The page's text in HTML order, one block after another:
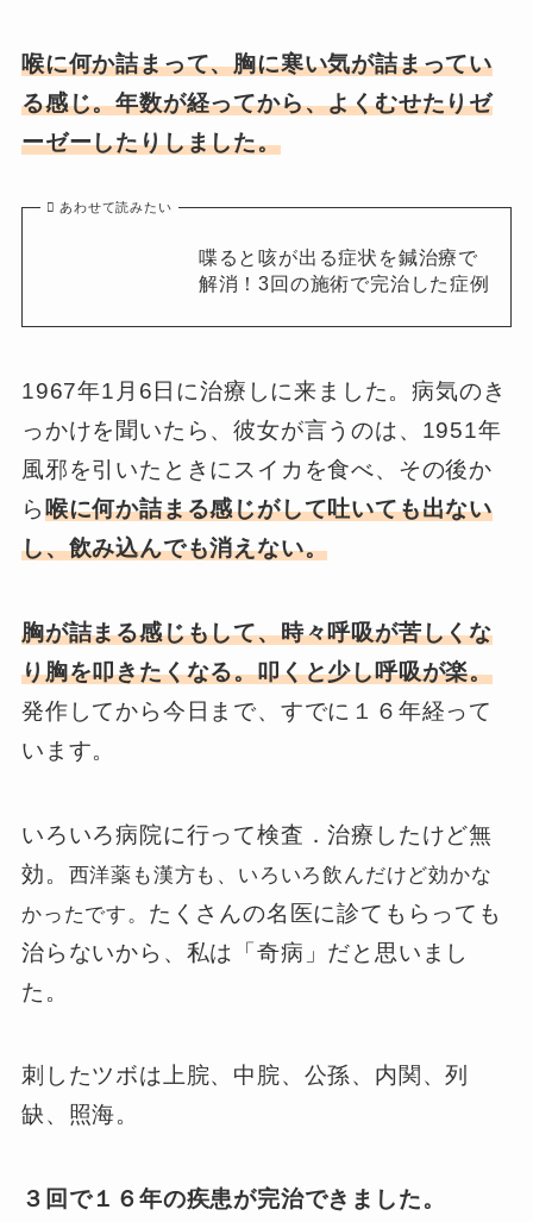
喉に何か詰まって、胸に寒い気が詰まってい
る感じ。年数が経ってから、よくむせたりゼ
ーゼーしたりしました。
あわせて読みたい
喋ると咳が出る症状を鍼治療で
解消！3回の施術で完治した症例
1967年1月6日に治療しに来ました。病気のき
っかけを聞いたら、彼女が言うのは、1951年
風邪を引いたときにスイカを食べ、その後か
ら喉に何か詰まる感じがして吐いても出ない
し、飲み込んでも消えない。
胸が詰まる感じもして、時々呼吸が苦しくな
り胸を叩きたくなる。叩くと少し呼吸が楽。
発作してから今日まで、すでに１６年経って
います。
いろいろ病院に行って検査．治療したけど無
効。 西洋薬も漢方も、いろいろ飲んだけど効かな
かったです。 たくさんの名医に診てもらっても
治らないから、私は「奇病」だと思いまし
た。
刺したツボは上脘、中脘、公孫、内関、列
缺、照海。
３回で１６年の疾患が完治できました。